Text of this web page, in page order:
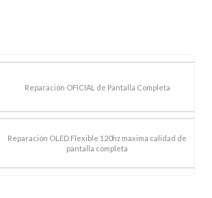
Reparación OFICIAL de Pantalla Completa
Reparación OLED Flexible 120hz maxima calidad de
pantalla completa